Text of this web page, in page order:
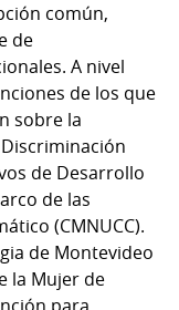
común,
de
A nivel
de los que
sobre la
de Desarrollo
de las
(CMNUCC).
de Montevideo
la Mujer de